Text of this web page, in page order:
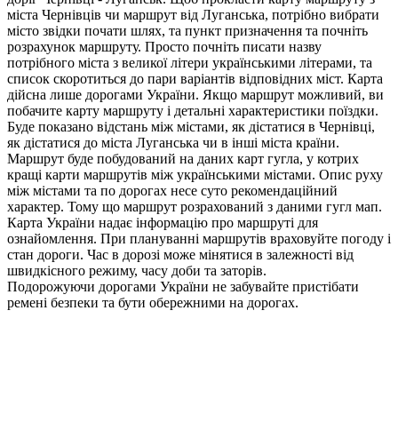
міста Чернівців чи маршрут від Луганська, потрібно вибрати
місто звідки почати шлях, та пункт призначення та почніть
розрахунок маршруту. Просто почніть писати назву
потрібного міста з великої літери українськими літерами, та
список скоротиться до пари варіантів відповідних міст. Карта
дійсна лише дорогами України. Якщо маршрут можливий, ви
побачите карту маршруту і детальні характеристики поїздки.
Буде показано відстань між містами, як дістатися в Чернівці,
як дістатися до міста Луганська чи в інші міста країни.
Маршрут буде побудований на даних карт гугла, у котрих
кращі карти маршрутів між українськими містами. Опис руху
між містами та по дорогах несе суто рекомендаційний
характер. Тому що маршрут розрахований з даними гугл мап.
Карта України надає інформацію про маршруті для
ознайомлення. При плануванні маршрутів враховуйте погоду і
стан дороги. Час в дорозі може мінятися в залежності від
швидкісного режиму, часу доби та заторів.
Подорожуючи дорогами України не забувайте пристібати
ремені безпеки та бути обережними на дорогах.